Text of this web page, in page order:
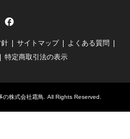
サイトマップ
よくある質問
特定商取引法の表示
の株式会社霜鳥. All Rights Reserved.